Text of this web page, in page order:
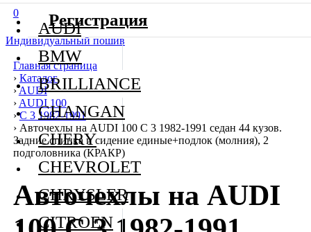
0
Индивидуальный пошив
Главная страница
› Каталог
›AUDI
› AUDI 100
› C 3 1982-1991
› Авточехлы на AUDI 100 C 3 1982-1991 седан 44 кузов.
Задние спинка и сидение единые+подлок (молния), 2
подголовника (КРАКР)
Авточехлы на AUDI
AUDI
BMW
BRILLIANCE
CHANGAN
CHERY
CHEVROLET
CHRYSLER
CITROEN
Регистрация